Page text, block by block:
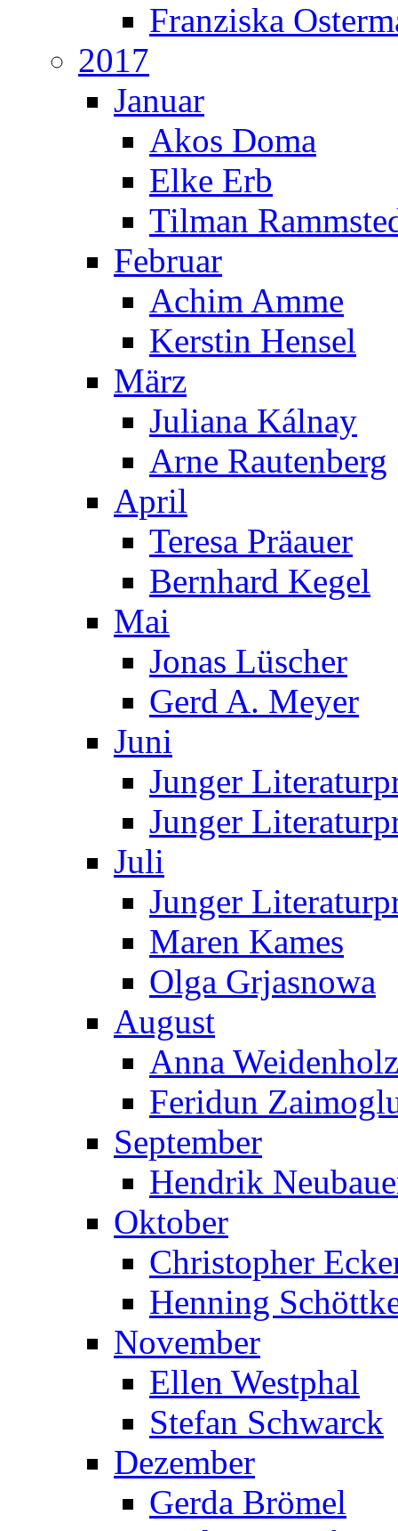
Franziska
2017
Januar
Akos Doma
Elke Erb
Tilman
Februar
Achim Amme
Kerstin Hensel
März
Juliana Kálnay
Arne Rautenberg
April
Teresa Präauer
Bernhard Kegel
Mai
Jonas Lüscher
Gerd A. Meyer
Juni
Junger
Junger
Juli
Junger
Maren Kames
Olga Grjasnowa
August
Anna
Feridun
September
Hendrik
Oktober
Christopher
Henning
November
Ellen Westphal
Stefan Schwarck
Dezember
Gerda Brömel